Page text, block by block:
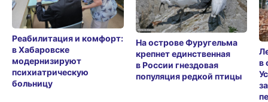
Реабилитация и комфорт:
в Хабаровске
модернизируют
психиатрическую
больницу
На острове Фуругельма
крепнет единственная
в России гнездовая
популяция редкой птицы
в